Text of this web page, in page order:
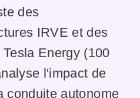
des
IRVE et des
Energy (100
l'impact de
conduite autonome